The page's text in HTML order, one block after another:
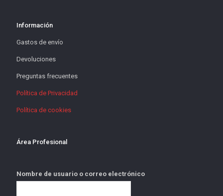
Información
Gastos de envío
Devoluciones
Preguntas frecuentes
Política de Privacidad
Política de cookies
Área Profesional
Nombre de usuario o correo electrónico